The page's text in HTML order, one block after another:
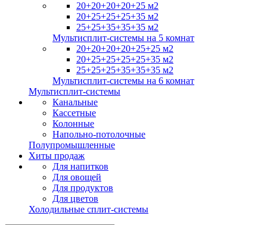
20+20+20+20+25 м2
20+25+25+25+35 м2
25+25+35+35+35 м2
Мультисплит-системы на 5 комнат
20+20+20+20+25+25 м2
20+25+25+25+25+35 м2
25+25+25+35+35+35 м2
Мультисплит-системы на 6 комнат
Мультисплит-системы
Канальные
Кассетные
Колонные
Напольно-потолочные
Полупромышленные
Хиты продаж
Для напитков
Для овощей
Для продуктов
Для цветов
Холодильные сплит-системы